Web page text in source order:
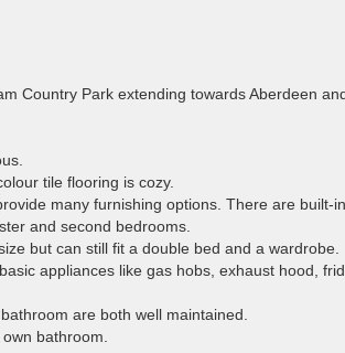
Country Park extending towards Aberdeen
tile flooring is cozy.
many furnishing options. There are built-
and second bedrooms.
but can still fit a double bed and a wardrobe.
appliances like gas hobs, exhaust hood,
are both well maintained.
bathroom.